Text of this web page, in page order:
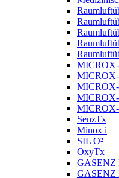
MICROX-
MICROX-
SenzTx
Minox i
SIL O²
OxyTx
GASENZ
GASENZ